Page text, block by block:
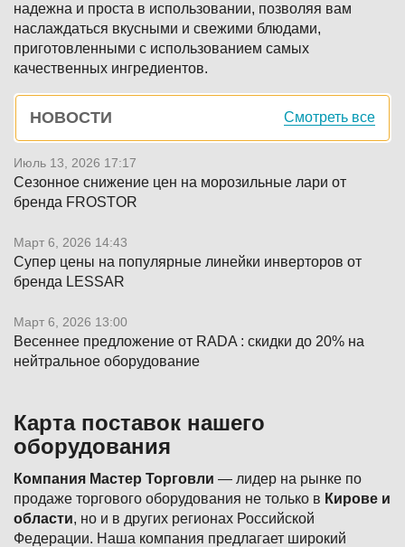
надежна и проста в использовании, позволяя вам
наслаждаться вкусными и свежими блюдами,
приготовленными с использованием самых
качественных ингредиентов.
Боковая
панель
НОВОСТИ Смотреть все
Июль 13, 2026 17:17
Сезонное снижение цен на морозильные лари от
бренда FROSTOR
Март 6, 2026 14:43
Супер цены на популярные линейки инверторов от
бренда LESSAR
Март 6, 2026 13:00
Весеннее предложение от RADA : скидки до 20% на
нейтральное оборудование
Карта поставок нашего
оборудования
Компания Мастер Торговли — лидер на рынке по
продаже торгового оборудования не только в Кирове и
области, но и в других регионах Российской
Федерации. Наша компания предлагает широкий